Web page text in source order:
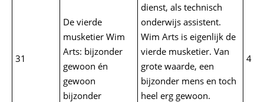
31
De vierde
musketier Wim
Arts: bijzonder
gewoon én
gewoon
bijzonder
dienst, als technisch
onderwijs assistent.
Wim Arts is eigenlijk de
vierde musketier. Van
grote waarde, een
bijzonder mens en toch
heel erg gewoon.
4